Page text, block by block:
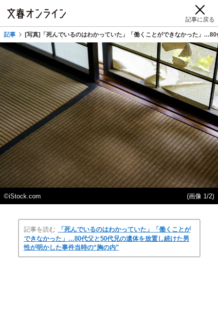
記事に戻る
記事 [写真]「死んでいるのはわかっていた」「働くことができなかった」
©iStock.com (画像 1/2)
記事を読む
「死んでいるのはわかっていた」「働くことが
できなかった」…80代父と50代兄の遺体を放置し続けた男
性が明かした事件当時の“胸の内”